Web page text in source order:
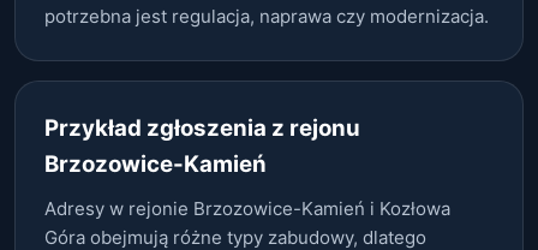
potrzebna jest regulacja, naprawa czy modernizacja.
Przykład zgłoszenia z rejonu
Brzozowice-Kamień
Adresy w rejonie Brzozowice-Kamień i Kozłowa
Góra obejmują różne typy zabudowy, dlatego